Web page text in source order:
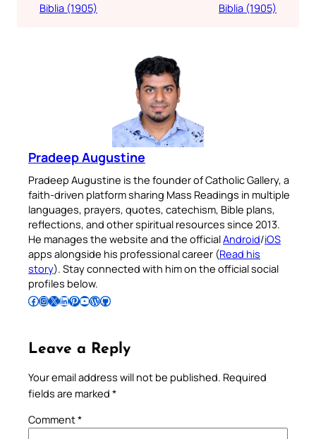
Biblia (1905)
Biblia (1905)
Pradeep Augustine
Pradeep Augustine is the founder of Catholic Gallery, a
faith-driven platform sharing Mass Readings in multiple
languages, prayers, quotes, catechism, Bible plans,
reflections, and other spiritual resources since 2013.
He manages the website and the officialAndroid/iOS
apps alongside his professional career (Read his
story). Stay connected with him on the official social
profiles below.
Follow Pradeep on Facebook Follow Pradeep on InstagramFollow Pradeep on X Follow Pradeep on LinkedIn Follow Pradeep on Pinterest Subscribe to Pradeep’s Youtube Channel Follow Pradeep on WordPress Follow Pradeep on GitHub
Leave a Reply
Your email address will not be published. Required
fields are marked *
Comment*